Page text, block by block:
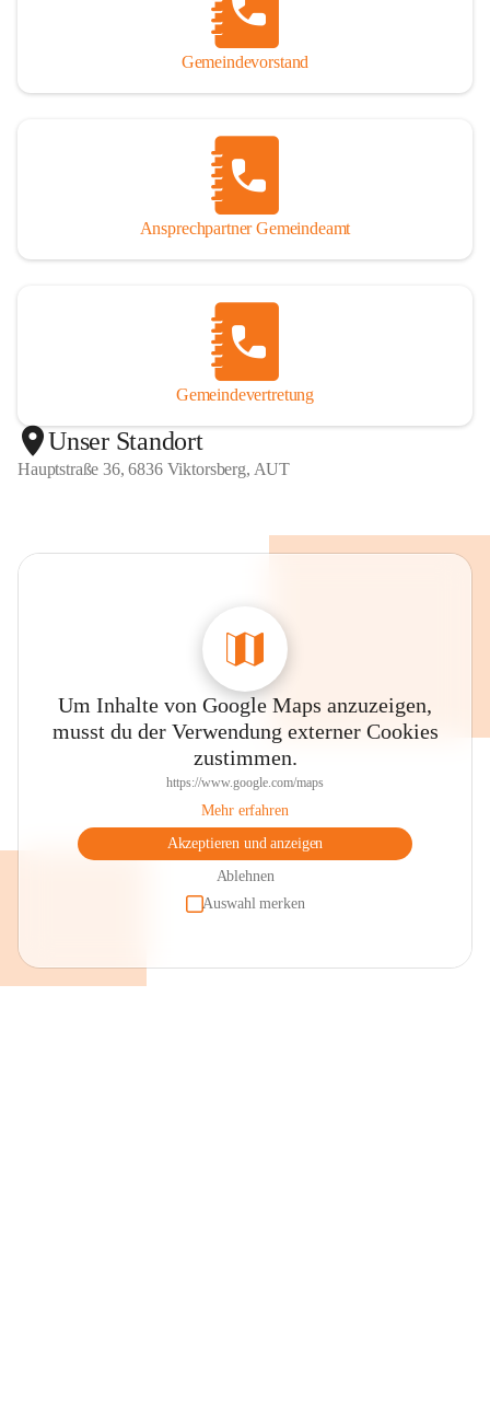
Gemeindevorstand
Ansprechpartner Gemeindeamt
Gemeindevertretung
Unser Standort
Hauptstraße 36, 6836 Viktorsberg, AUT
Um Inhalte von Google Maps anzuzeigen,
musst du der Verwendung externer Cookies
zustimmen.
https://www.google.com/maps
Mehr erfahren
Akzeptieren und anzeigen
Ablehnen
Auswahl merken